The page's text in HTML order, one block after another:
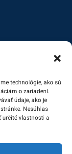
technológie, ako sú
o zariadení.
údaje, ako je
Nesúhlas
určité vlastnosti a
práv